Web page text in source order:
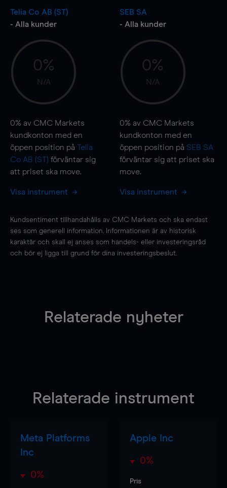
Telia Co AB (ST)
- Alla kunder
0%
N/A
0% av CMC Markets
kundkonton med en
öppen position på Telia
Co AB (ST) förväntar sig
att priset ska move.
Visa instrument
SEB SA
- Alla kunder
0%
N/A
0% av CMC Markets
kundkonton med en
öppen position på SEB SA
förväntar sig att priset ska
move.
Visa instrument
Kundsentiment tillhandahålls av CMC Markets och ska endast
ses som generell information. Informationen är av historisk
karaktär och skall ej anses som handels- eller investeringsråd
och bör ej ligga till grund för dina investeringsbeslut.
Relaterade nyheter
Relaterade instrument
Meta Platforms
Inc
0%
Apple Inc
0%
Pris